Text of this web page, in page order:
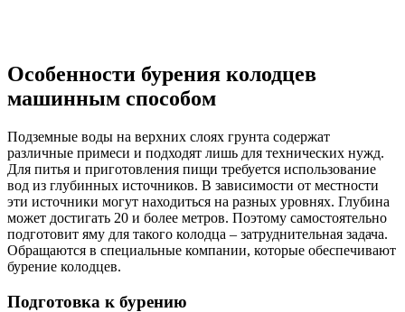
Особенности бурения колодцев
машинным способом
Подземные воды на верхних слоях грунта содержат
различные примеси и подходят лишь для технических нужд.
Для питья и приготовления пищи требуется использование
вод из глубинных источников. В зависимости от местности
эти источники могут находиться на разных уровнях. Глубина
может достигать 20 и более метров. Поэтому самостоятельно
подготовит яму для такого колодца – затруднительная задача.
Обращаются в специальные компании, которые обеспечивают
бурение колодцев.
Подготовка к бурению